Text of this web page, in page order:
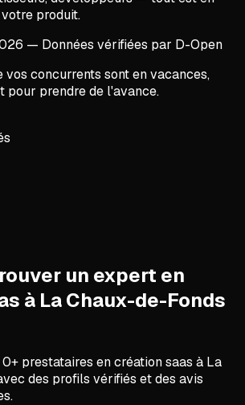
produit.
— Données vérifiées par D-Open
vos concurrents sont en vacances,
pour prendre de l'avance.
un expert en
à La Chaux-de-Fonds
0+ prestataires encréation saas à La
des profils vérifiés et des avis